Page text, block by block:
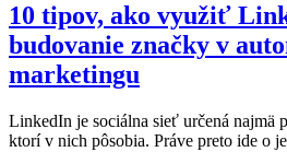
10 tipov, ako využiť
budovanie značky v
marketingu
LinkedIn je sociálna sieť určená najmä
ktorí v nich pôsobia. Práve preto ide o